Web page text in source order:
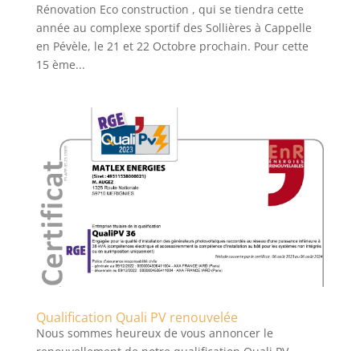
Rénovation Eco construction , qui se tiendra cette
année au complexe sportif des Sollières à Cappelle
en Pévèle, le 21 et 22 Octobre prochain. Pour cette
15 ème...
Qualification Quali PV renouvelée
Nous sommes heureux de vous annoncer le